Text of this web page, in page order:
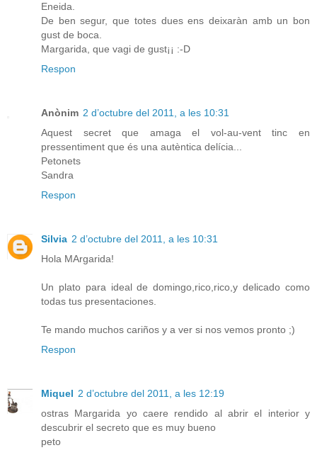
Eneida.
De ben segur, que totes dues ens deixaràn amb un bon
gust de boca.
Margarida, que vagi de gust¡¡ :-D
Respon
Anònim 2 d’octubre del 2011, a les 10:31
Aquest secret que amaga el vol-au-vent tinc en
pressentiment que és una autèntica delícia...
Petonets
Sandra
Respon
Silvia 2 d’octubre del 2011, a les 10:31
Hola MArgarida!
Un plato para ideal de domingo,rico,rico,y delicado como
todas tus presentaciones.
Te mando muchos cariños y a ver si nos vemos pronto ;)
Respon
Miquel 2 d’octubre del 2011, a les 12:19
ostras Margarida yo caere rendido al abrir el interior y
descubrir el secreto que es muy bueno
peto